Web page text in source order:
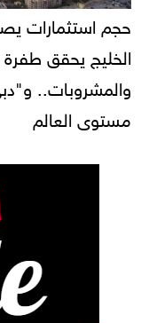
الخليج يحقق
والمشروبات..
مستوى العالم